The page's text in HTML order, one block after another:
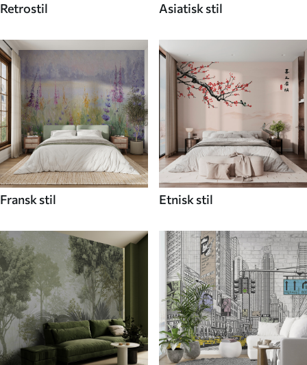
Retrostil Asiatisk stil
Fransk stil Etnisk stil